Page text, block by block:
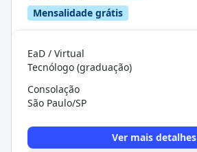
Mensalidade grátis
EaD / Virtual
Tecnólogo (graduação)
Consolação
São Paulo/SP
Ver mais detalhes